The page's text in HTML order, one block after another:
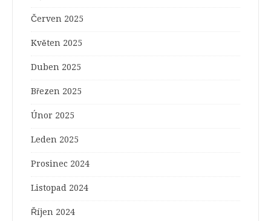
Červen 2025
Květen 2025
Duben 2025
Březen 2025
Únor 2025
Leden 2025
Prosinec 2024
Listopad 2024
Říjen 2024